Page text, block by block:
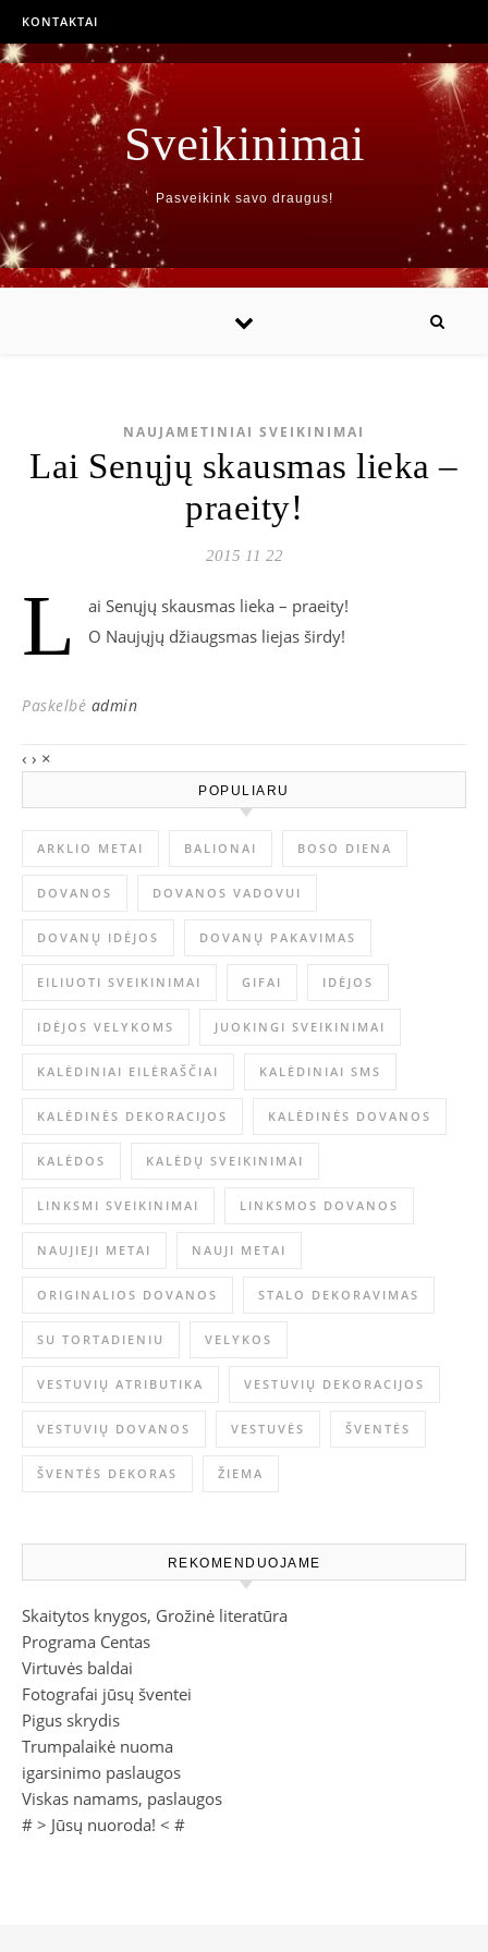
KONTAKTAI
Sveikinimai
Pasveikink savo draugus!
NAUJAMETINIAI SVEIKINIMAI
Lai Senųjų skausmas lieka –
praeity!
2015 11 22
L
ai Senųjų skausmas lieka – praeity!
O Naujųjų džiaugsmas liejas širdy!
Paskelbė admin
‹ › ×
POPULIARU
ARKLIO METAI BALIONAI BOSO DIENA
DOVANOS DOVANOS VADOVUI
DOVANŲ IDĖJOS DOVANŲ PAKAVIMAS
EILIUOTI SVEIKINIMAI GIFAI IDĖJOS
IDĖJOS VELYKOMS JUOKINGI SVEIKINIMAI
KALĖDINIAI EILĖRAŠČIAI KALĖDINIAI SMS
KALĖDINĖS DEKORACIJOS KALĖDINĖS DOVANOS
KALĖDOS KALĖDŲ SVEIKINIMAI
LINKSMI SVEIKINIMAI LINKSMOS DOVANOS
NAUJIEJI METAI NAUJI METAI
ORIGINALIOS DOVANOS STALO DEKORAVIMAS
SU TORTADIENIU VELYKOS
VESTUVIŲ ATRIBUTIKA VESTUVIŲ DEKORACIJOS
VESTUVIŲ DOVANOS VESTUVĖS ŠVENTĖS
ŠVENTĖS DEKORAS ŽIEMA
REKOMENDUOJAME
Skaitytos knygos, Grožinė literatūra
Programa Centas
Virtuvės baldai
Fotografai jūsų šventei
Pigus skrydis
Trumpalaikė nuoma
igarsinimo paslaugos
Viskas namams, paslaugos
# > Jūsų nuoroda! < #